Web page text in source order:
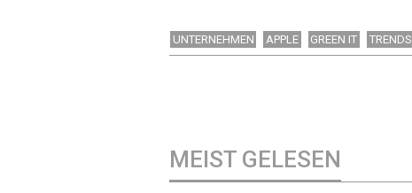
UNTERNEHMEN APPLE GREEN IT TRENDS
MEIST GELESEN